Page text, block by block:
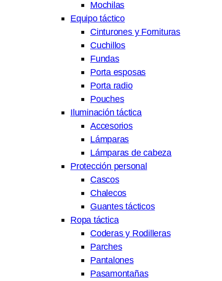
Mochilas
Equipo táctico
Cinturones y Fornituras
Cuchillos
Fundas
Porta esposas
Porta radio
Pouches
Iluminación táctica
Accesorios
Lámparas
Lámparas de cabeza
Protección personal
Cascos
Chalecos
Guantes tácticos
Ropa táctica
Coderas y Rodilleras
Parches
Pantalones
Pasamontañas